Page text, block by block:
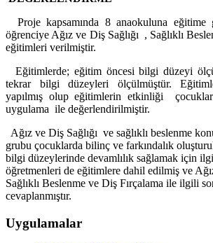
Proje kapsamında 8 anaokuluna eğitime
öğrenciye Ağız ve Diş Sağlığı , Sağlıklı
eğitimleri verilmiştir.
Eğitimlerde; eğitim öncesi bilgi düzeyi
tekrar bilgi düzeyleri ölçülmüştür.
yapılmış olup eğitimlerin etkinliği
uygulama ile değerlendirilmiştir.
Ağız ve Diş Sağlığı ve sağlıklı beslenme
grubu çocuklarda bilinç ve farkındalık
bilgi düzeylerinde devamlılık sağlamak için
öğretmenleri de eğitimlere dahil edilmiş ve
Sağlıklı Beslenme ve Diş Fırçalama ile ilgili
cevaplanmıştır.
Uygulamalar